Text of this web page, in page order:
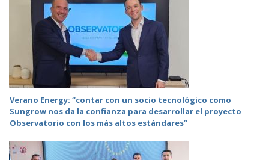
Verano Energy: “contar con un socio tecnológico como
Sungrow nos da la confianza para desarrollar el proyecto
Observatorio con los más altos estándares”